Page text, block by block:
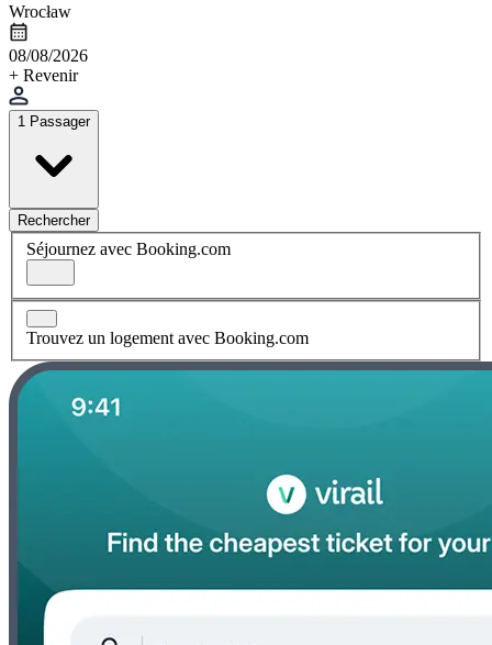
Wrocław
08/08/2026
+ Revenir
1 Passager
Rechercher
Séjournez avec Booking.com
Trouvez un logement avec Booking.com